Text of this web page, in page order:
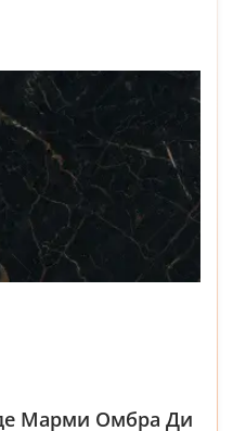
Марми Омбра Ди